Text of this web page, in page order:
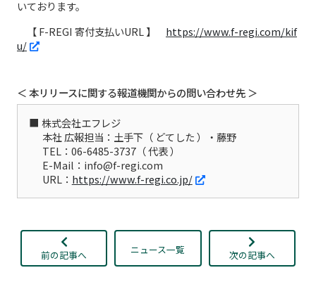
いております。
【 F-REGI 寄付支払いURL 】 https://www.f-regi.com/kif
u/
＜ 本リリースに関する報道機関からの問い合わせ先 ＞
株式会社エフレジ
本社 広報担当：土手下（ どてした ）・藤野
TEL：06-6485-3737（ 代表 ）
E-Mail：info@f-regi.com
URL： https://www.f-regi.co.jp/
前の記事へ ニュース一覧 次の記事へ